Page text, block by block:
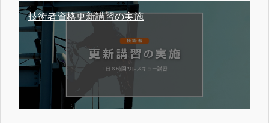
技術者資格更新講習の実施